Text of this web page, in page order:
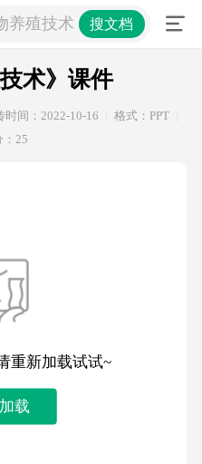
养殖技术》课件
搜文档
术》课件
时间：2022-10-16
格式：PPT
：25
重新加载试试~
载